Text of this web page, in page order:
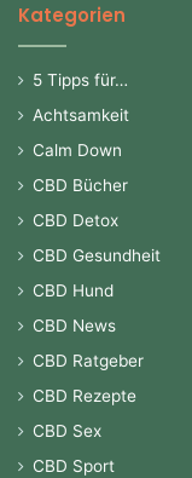
Kategorien
5 Tipps für…
Achtsamkeit
Calm Down
CBD Bücher
CBD Detox
CBD Gesundheit
CBD Hund
CBD News
CBD Ratgeber
CBD Rezepte
CBD Sex
CBD Sport